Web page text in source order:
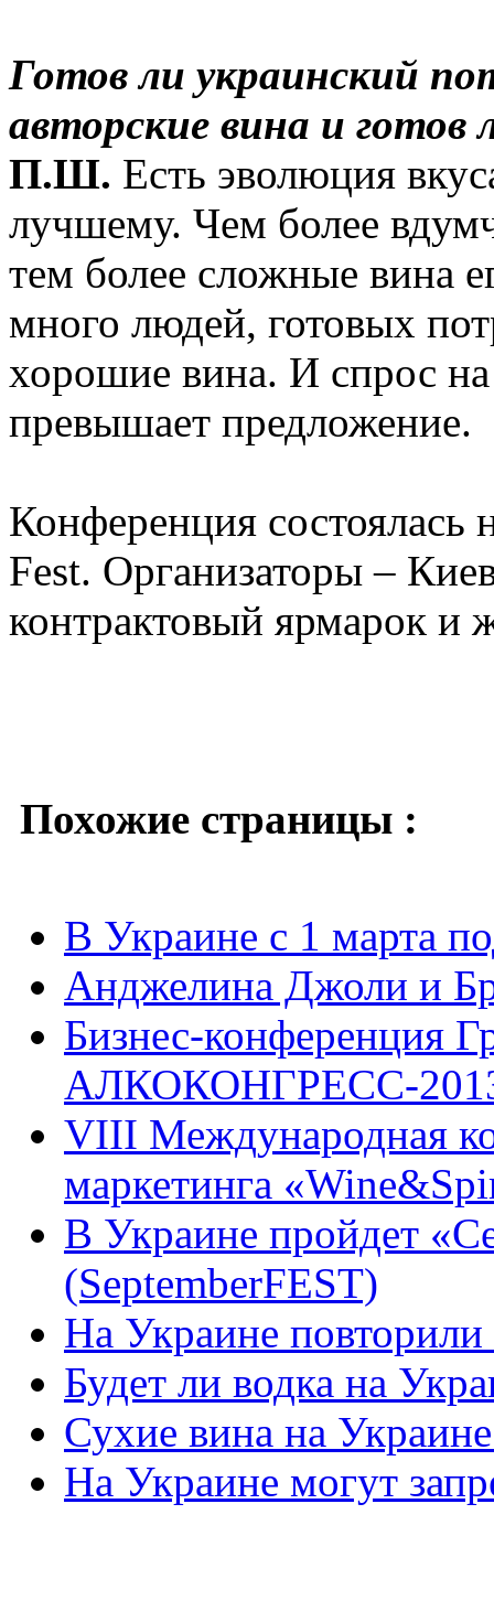
Готов ли украинский
авторские вина и готов
П.Ш. Есть эволюция
лучшему. Чем более
тем более сложные вина
много людей, готовых
хорошие вина. И спрос
превышает предложение.
Конференция состоялась
Fest. Организаторы –
контрактовый ярмарок и
Похожие страницы :
В Украине с 1 марта
Анджелина Джоли и
Бизнес-
АЛКОКОНГРЕСС-
VIII Международная
маркетинга
В Украине пройдет
(SeptemberFEST)
На Украине
Будет ли водка на
Сухие вина на
На Украине могут